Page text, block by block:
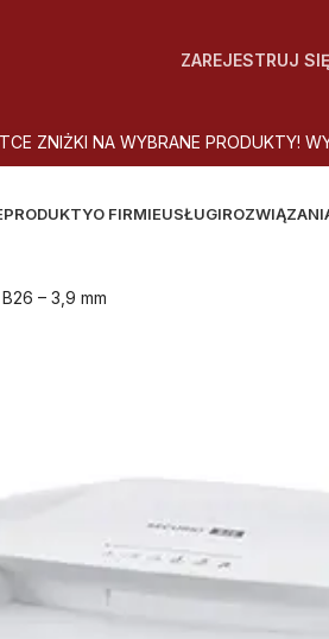
ZAREJESTRUJ SIĘ
TCE ZNIŻKI NA WYBRANE PRODUKTY! W
PRODUKTYO FIRMIEUSŁUGI
– 3,9 mm